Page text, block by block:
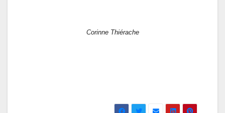
Corinne Thiérache